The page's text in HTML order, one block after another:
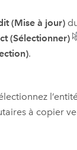
(Mise à jour)
(Sélectionner)
.
à copier